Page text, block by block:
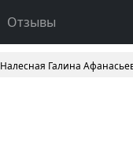
Отзывы
Налесная Галина